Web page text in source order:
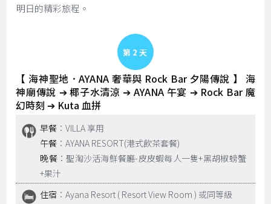
明日的精彩旅程。
Day 2
【 海神聖地．AYANA 奢華與 Rock Bar 夕陽傳說 】 海
神廟傳說 ➔ 椰子水清涼 ➔ AYANA 午宴 ➔ Rock Bar 魔
幻時刻 ➔ Kuta 血拼
早餐 ：VILLA 享用
午餐 ：AYANA RESORT(港式飲茶套餐)
晚餐 ：聖淘沙活海鮮餐廳-皮皮蝦每人一隻+黑胡椒螃蟹
+果汁
住宿 ：Ayana Resort ( Resort View Room ) 或同等級